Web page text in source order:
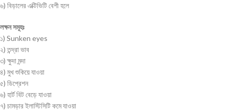
৬) বিড়ালের এক্টিভিটি বেশী হলে
লক্ষন সমূহঃ
১) Sunken eyes
২) তন্দ্রা ভাব
৩) ক্ষুদা মন্দা
৪) মুখ শুকিয়ে যাওয়া
৫) ডিপ্রেশন
৬) হার্ট বিট বেড়ে যাওয়া
৭) চামড়ার ইলাস্টিসিটি কমে যাওয়া